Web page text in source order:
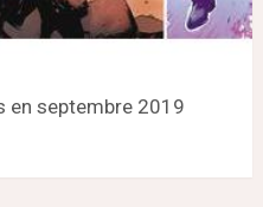
en septembre 2019